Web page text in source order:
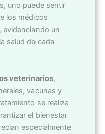
uno puede sentir
los médicos
evidenciando un
salud de cada
veterinarios,
vacunas y
se realiza
el bienestar
especialmente